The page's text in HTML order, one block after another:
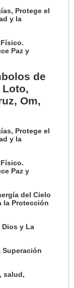
Protege el
y la
Paz y
de
Loto,
Om,
Protege el
y la
Paz y
del Cielo
la Protección
Dios y La
salud,